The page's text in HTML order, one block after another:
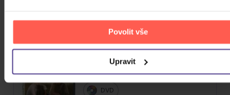
Povolit vše
Upravit
Vzpomínky na Afriku
DVD